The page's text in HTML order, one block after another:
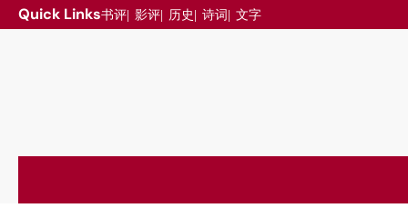
至
Quick Links书评 影评 历史 诗词 文字